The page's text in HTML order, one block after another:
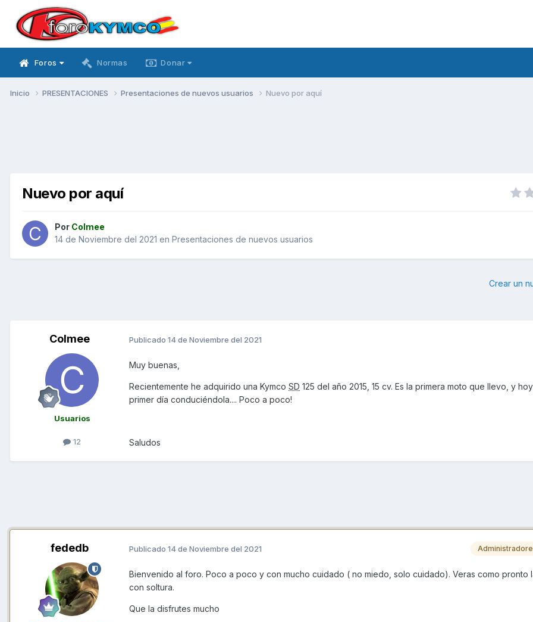
Foros Normas Donar
Inicio PRESENTACIONES Presentaciones de nuevos usuarios Nuevo por aquí
Nuevo por aquí
Por Colmee
14 de Noviembre del 2021 en Presentaciones de nuevos usuarios
Crear un
Colmee
Usuarios
12
Publicado 14 de Noviembre del 2021
Muy buenas,
Recientemente he adquirido una Kymco SD 125 del año 2015, 15 cv. Es la primera moto que llevo, y
primer día conduciéndola.... Poco a poco!
Saludos
fededb Publicado 14 de Noviembre del 2021
Bienvenido al foro. Poco a poco y con mucho cuidado ( no miedo, solo cuidado). Veras como pronto
con soltura.
Que la disfrutes mucho